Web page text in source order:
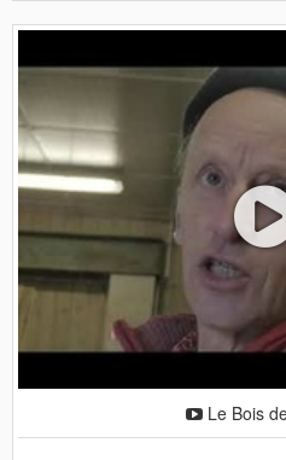
Le Bois